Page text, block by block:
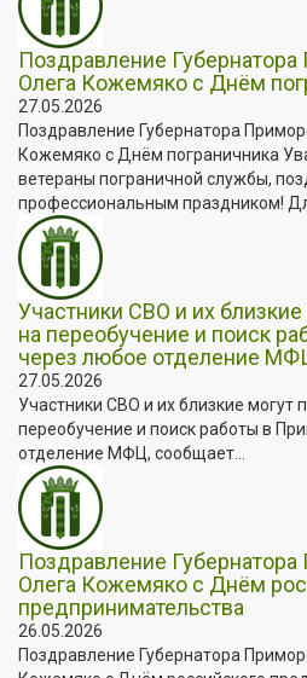
Поздравление Губернатора
Олега Кожемяко с Днём
27.05.2026
Поздравление Губернатора
Кожемяко с Днём пограничника
ветераны пограничной службы,
профессиональным праздником!
Участники СВО и их близкие
на переобучение и поиск
через любое отделение
27.05.2026
Участники СВО и их близкие могут
переобучение и поиск работы в
отделение МФЦ, сообщает...
Поздравление Губернатора
Олега Кожемяко с Днём
предпринимательства
26.05.2026
Поздравление Губернатора